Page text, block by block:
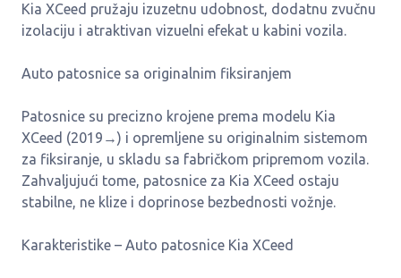
Kia XCeed pružaju izuzetnu udobnost, dodatnu zvučnu
izolaciju i atraktivan vizuelni efekat u kabini vozila.
Auto patosnice sa originalnim fiksiranjem
Patosnice su precizno krojene prema modelu Kia
XCeed (2019→) i opremljene su originalnim sistemom
za fiksiranje, u skladu sa fabričkom pripremom vozila.
Zahvaljujući tome, patosnice za Kia XCeed ostaju
stabilne, ne klize i doprinose bezbednosti vožnje.
Karakteristike – Auto patosnice Kia XCeed